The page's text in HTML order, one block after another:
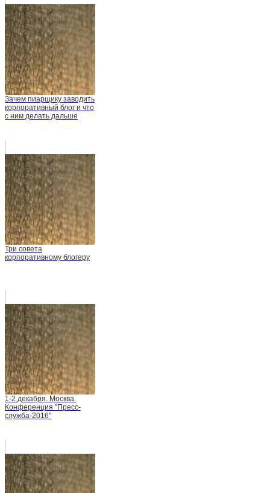
Зачем пиарщику заводить
корпоративный блог и что
с ним делать дальше
Три совета
корпоративному блогеру
1-2 декабря. Москва.
Конференция "Пресс-
служба-2016"